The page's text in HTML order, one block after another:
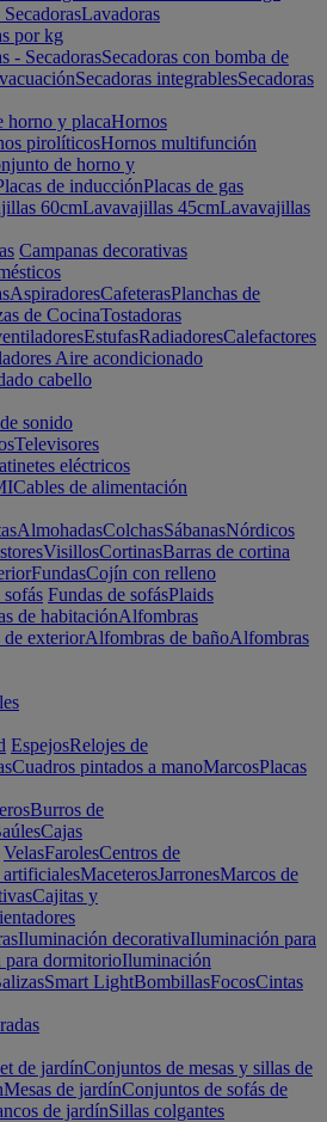
Lavadoras
por kg
- SecadorasSecadoras con bomba de
Secadoras integrablesSecadoras
horno y placaHornos
pirolíticosHornos multifunción
de horno y
de inducciónPlacas de gas
60cmLavavajillas 45cmLavavajillas
Campanas decorativas
AspiradoresCafeterasPlanchas de
de CocinaTostadoras
EstufasRadiadoresCalefactores
Aire acondicionado
cabello
sonido
Televisores
eléctricos
Cables de alimentación
AlmohadasColchasSábanasNórdicos
VisillosCortinasBarras de cortina
FundasCojín con relleno
Fundas de sofásPlaids
de habitaciónAlfombras
exteriorAlfombras de bañoAlfombras
EspejosRelojes de
Cuadros pintados a manoMarcosPlacas
Burros de
Cajas
VelasFarolesCentros de
artificialesMaceterosJarronesMarcos de
Cajitas y
Iluminación decorativaIluminación para
dormitorioIluminación
Smart LightBombillasFocosCintas
de jardínConjuntos de mesas y sillas de
Mesas de jardínConjuntos de sofás de
de jardínSillas colgantes